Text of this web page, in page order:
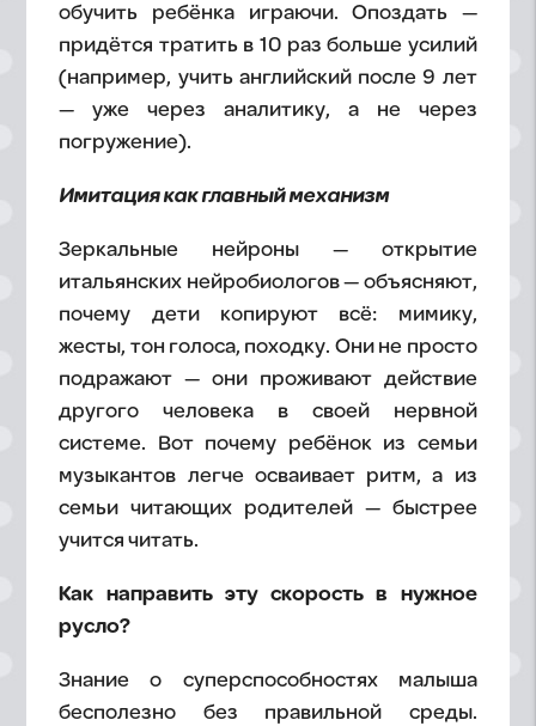
обучить ребёнка играючи. Опоздать —
придётся тратить в 10 раз больше усилий
(например, учить английский после 9 лет
— уже через аналитику, а не через
погружение).
Имитация как главный механизм
Зеркальные нейроны — открытие
итальянских нейробиологов — объясняют,
почему дети копируют всё: мимику,
жесты, тон голоса, походку. Они не просто
подражают — они проживают действие
другого человека в своей нервной
системе. Вот почему ребёнок из семьи
музыкантов легче осваивает ритм, а из
семьи читающих родителей — быстрее
учится читать.
Как направить эту скорость в нужное
русло?
Знание о суперспособностях малыша
бесполезно без правильной среды.